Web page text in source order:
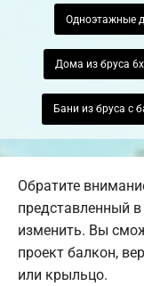
Одноэтажные
Дома из бруса
Бани из бруса с
Обратите
представленный
изменить. Вы
проект балкон,
или крыльцо.